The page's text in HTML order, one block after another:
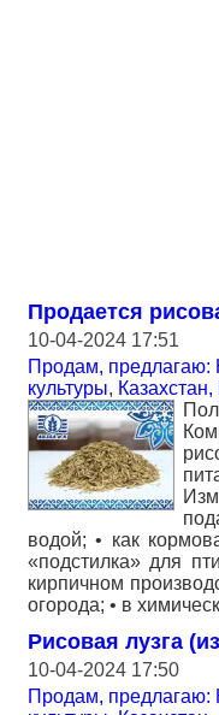
Продается
10-04-2024 17:51
Продам, предлагаю:
культуры,
водой; • как
«подстилка» для
кирпичном
огорода; • в
Рисовая лузга
10-04-2024 17:50
Продам, предлагаю: